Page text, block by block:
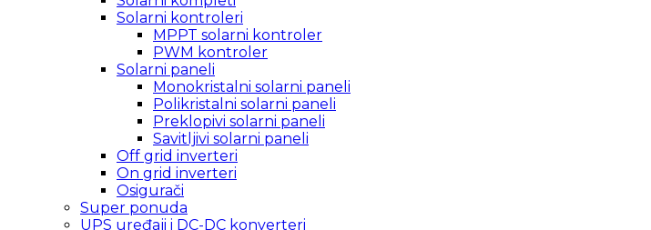
Solarni kontroleri
MPPT solarni kontroler
PWM kontroler
Solarni paneli
Monokristalni solarni paneli
Polikristalni solarni paneli
Preklopivi solarni paneli
Savitljivi solarni paneli
Off grid inverteri
On grid inverteri
Osigurači
Super ponuda
UPS uređaji i DC-DC konverteri